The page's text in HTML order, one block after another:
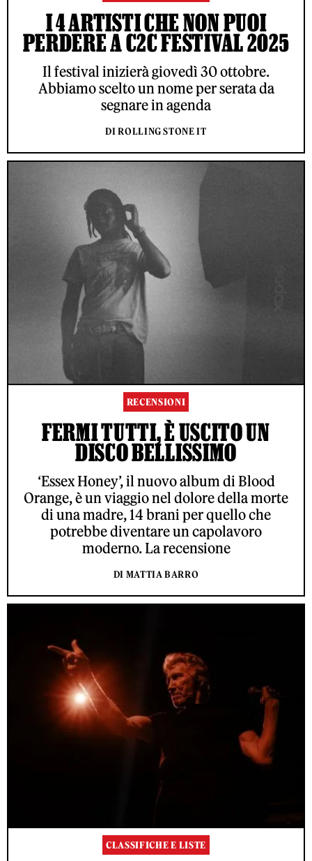
I 4 ARTISTI CHE NON PUOI
PERDERE A C2C FESTIVAL 2025
Il festival inizierà giovedì 30 ottobre.
Abbiamo scelto un nome per serata da
segnare in agenda
DI ROLLING STONE IT
RECENSIONI
FERMI TUTTI, È USCITO UN
DISCO BELLISSIMO
‘Essex Honey’, il nuovo album di Blood
Orange, è un viaggio nel dolore della morte
di una madre, 14 brani per quello che
potrebbe diventare un capolavoro
moderno. La recensione
DI MATTIA BARRO
CLASSIFICHE E LISTE